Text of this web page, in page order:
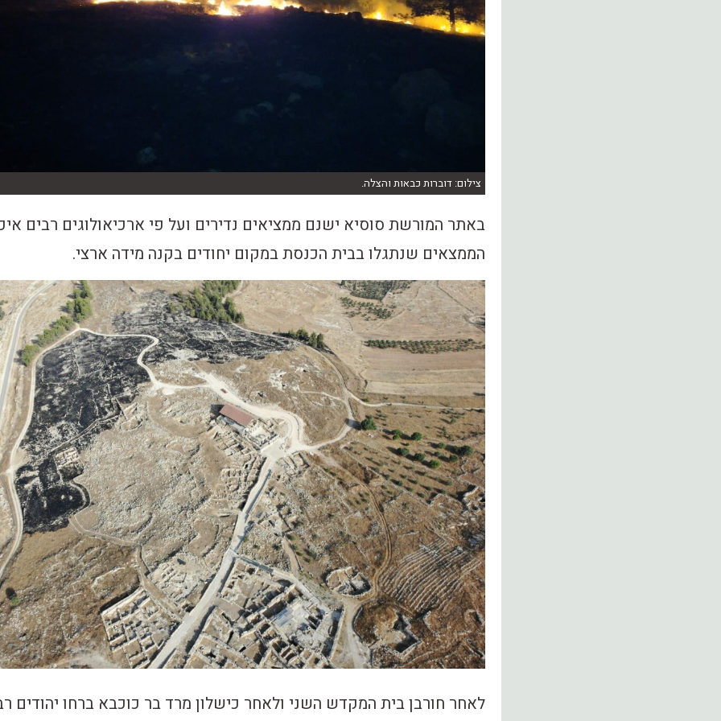
צילום: דוברות כבאות והצלה.
באתר המורשת סוסיא ישנם ממציאים נדירים ועל פי ארכיאולוגים רבים
הממצאים שנתגלו בבית הכנסת במקום יחודים בקנה מידה ארצי.
לאחר חורבן בית המקדש השני ולאחר כישלון מרד בר כוכבא ברחו יהודים